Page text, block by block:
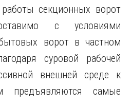
секционных ворот
с условиями
ворот в частном
суровой рабочей
внешней среде к
предъявляются самые